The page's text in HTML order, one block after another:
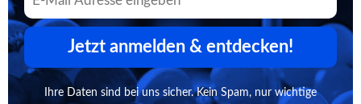
Jetzt anmelden & entdecken!
Ihre Daten sind bei uns sicher. Kein Spam, nur wichtige